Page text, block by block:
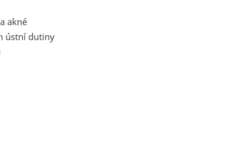
akné
ústní dutiny